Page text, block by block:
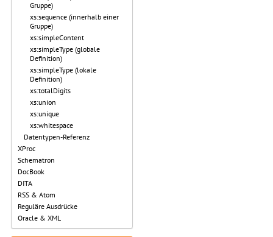
Gruppe)
xs:sequence (innerhalb einer
Gruppe)
xs:simpleContent
xs:simpleType (globale
Definition)
xs:simpleType (lokale
Definition)
xs:totalDigits
xs:union
xs:unique
xs:whitespace
Datentypen-Referenz
XProc
Schematron
DocBook
DITA
RSS & Atom
Reguläre Ausdrücke
Oracle & XML